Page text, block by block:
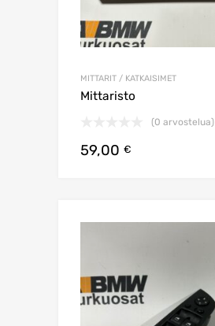
MITTARIT / KATKAISIMET
Mittaristo
(0 arvostelua)
59,00 €